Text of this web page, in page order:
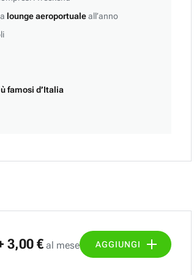
lounge aeroportualeall’anno
famosi d’Italia
3,00 € al mese AGGIUNGI